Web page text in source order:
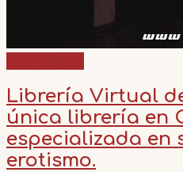
Librería Virtual
única librería en
especializada en
erotismo.